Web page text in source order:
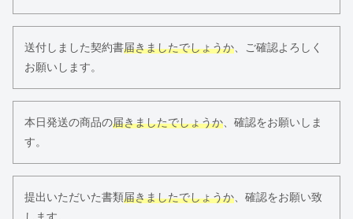
送付しました契約書届きましたでしょうか、ご確認よろしく
お願いします。
本日発送の商品の届きましたでしょうか、確認をお願いしま
す。
提出いただいた書類届きましたでしょうか、確認をお願い致